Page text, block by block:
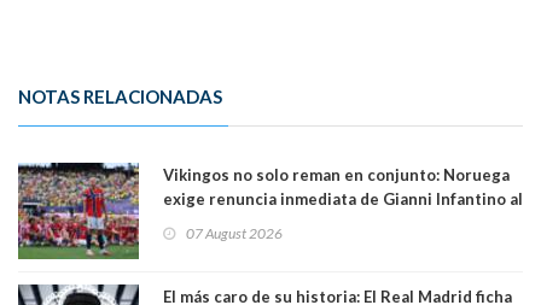
NOTAS RELACIONADAS
Vikingos no solo reman en conjunto: Noruega
exige renuncia inmediata de Gianni Infantino al
07 August 2026
El más caro de su historia: El Real Madrid ficha